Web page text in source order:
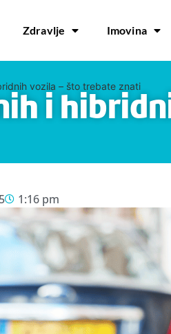
Zdravlje Imovina
vozila – što trebate znati
i
1:16 pm